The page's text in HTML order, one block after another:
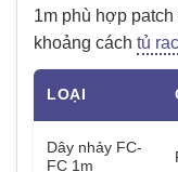
1m phù hợp
khoảng cách tủ
LOẠI
Dây nhảy FC-
FC 1m